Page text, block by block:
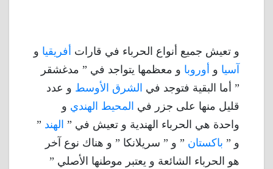
و تعيش جميع أنواع الحرباء في قارات أفريقيا و
آسيا و أوروبا و معظمها يتواجد في ” مدغشقر
” أما البقية فتوجد في الشرق الأوسط و عدد
قليل منها على جزر في المحيط الهندي و
واحدة هي الحرباء الهندية و تعيش في ” الهند ”
و ” باكستان ” و ” سريلانكا ” و هناك نوع آخر
هو الحرباء الشائعة و يعتبر موطنها الأصلي ”